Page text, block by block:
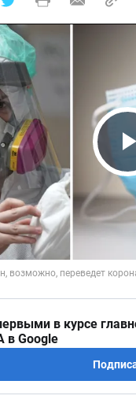
в курсе
в Google